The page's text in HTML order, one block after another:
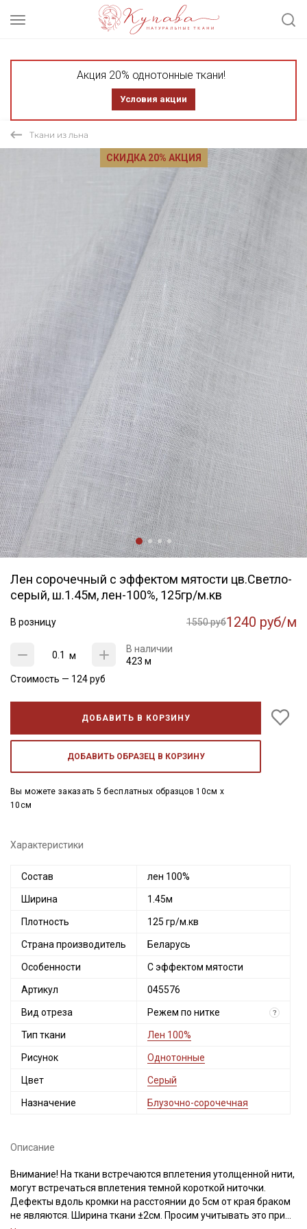
Акция 20% однотонные ткани!
Условия акции
Ткани из льна
СКИДКА 20% АКЦИЯ
Лен сорочечный с эффектом мятости цв.Светло-
серый, ш.1.45м, лен-100%, 125гр/м.кв
В розницу 1550 руб1240 руб/м
м
В наличии
423 м
Стоимость — 124руб
ДОБАВИТЬ В КОРЗИНУ
ДОБАВИТЬ ОБРАЗЕЦ В КОРЗИНУ
Вы можете заказать 5 бесплатных образцов 10см x
10см
Характеристики
Состав лен 100%
Ширина 1.45м
Плотность 125 гр/м.кв
Страна производитель Беларусь
Особенности С эффектом мятости
Артикул 045576
Вид отреза Режем по нитке ?
Тип ткани Лен 100%
Рисунок Однотонные
Цвет Серый
Назначение Блузочно-сорочечная
Описание
Внимание! На ткани встречаются вплетения утолщенной нити,
могут встречаться вплетения темной короткой ниточки.
Дефекты вдоль кромки на расстоянии до 5см от края браком
не являются. Ширина ткани ±2см. Просим учитывать это при